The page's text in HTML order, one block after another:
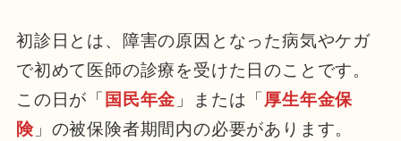
初診日とは、障害の原因となった病気やケガ
で初めて医師の診療を受けた日のことです。
この日が「 国民年金 」または「 厚生年金保
険」の被保険者期間内の必要があります。